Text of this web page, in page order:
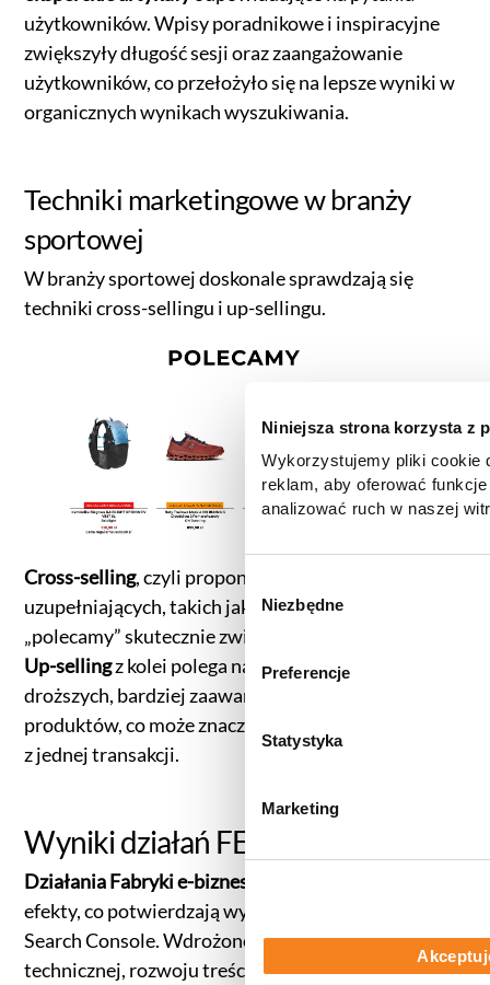
Niniejsza strona korzysta z
Wykorzystujemy pliki cookie
reklam, aby oferować
analizować ruch w naszej
zgody, udostępniamy
informacje z innymi danymi
znajdą Państwo klikając w
prywatności
W
y
b
ó
Niezbędne
Preferencje
Statystyka
Marketing
użytkowników. Wpisy poradnikowe i inspiracyjne
zwiększyły długość sesji oraz zaangażowanie
użytkowników, co przełożyło się na lepsze wyniki w
organicznych wynikach wyszukiwania.
Techniki marketingowe w branży
sportowej
W branży sportowej doskonale sprawdzają się
techniki cross-sellingu i up-sellingu.
Cross-selling, czyli proponowanie produktów
uzupełniających, takich jak „inni kupili również” lub
„polecamy” skutecznie zwiększa wartość koszyka.
Up-sellingz kolei polega na prezentowaniu
droższych, bardziej zaawansowanych wersji
produktów, co może znacząco zwiększyć przychody
z jednej transakcji.
Wyniki działań FEB
Działania Fabryki e-biznesu
efekty, co potwierdzają wyniki uzyskane w Google
Search Console. Wdrożone strategie optymalizacji
technicznej, rozwoju treści oraz link building